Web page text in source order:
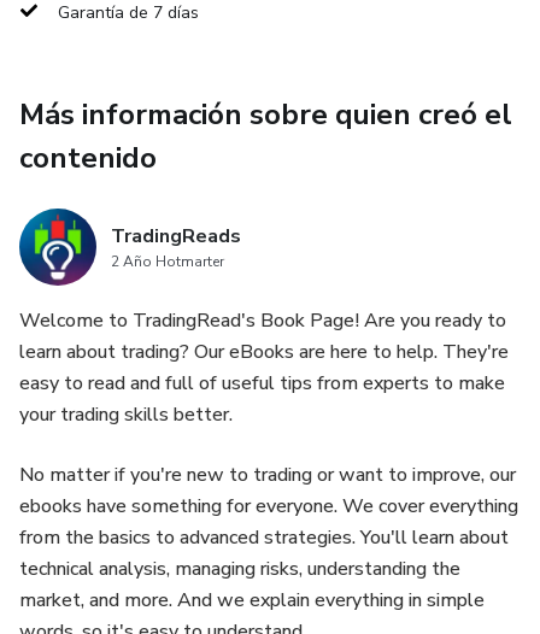
Libro de Estrategias de Day Trading:
trading comprobadas.
Libro de Trading con Price Action:
Más de 160 páginas que cubren estrategias de Price
Action desde lo básico hasta lo avanzado.
Estos eBooks son recursos educativos para Forex, Cripto y
Acciones.
¡Date prisa! Esta oferta no durará mucho. ¡Actúa ahora
Garantía de 7 días
Más información sobre quien creó el
contenido
TradingReads
2 Año Hotmarter
Welcome to TradingRead's Book Page! Are you ready to
learn about trading? Our eBooks are here to help. They're
easy to read and full of useful tips from experts to make
your trading skills better.
No matter if you're new to trading or want to improve, our
ebooks have something for everyone. We cover everything
from the basics to advanced strategies. You'll learn about
technical analysis, managing risks, understanding the
market, and more. And we explain everything in simple